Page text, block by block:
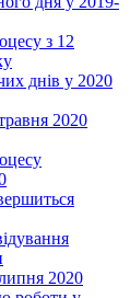
з 12
днів у 2020
2020
2020